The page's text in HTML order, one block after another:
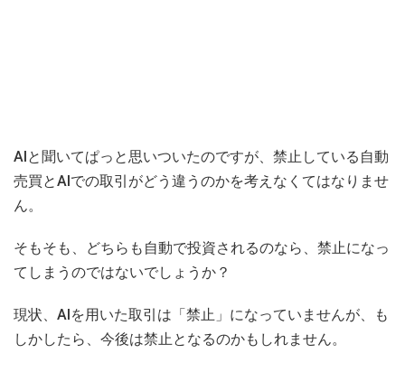
AIと聞いてぱっと思いついたのですが、禁止している自動
売買とAIでの取引がどう違うのかを考えなくてはなりませ
ん。
そもそも、どちらも自動で投資されるのなら、禁止になっ
てしまうのではないでしょうか？
現状、AIを用いた取引は「禁止」になっていませんが、も
しかしたら、今後は禁止となるのかもしれません。